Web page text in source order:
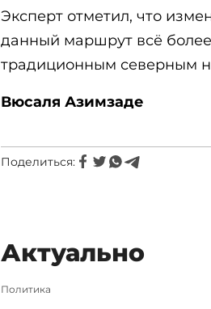
Эксперт отметил, что
данный маршрут всё
традиционным северным
Вюсаля Азимзаде
Поделиться:
Актуально
Политика